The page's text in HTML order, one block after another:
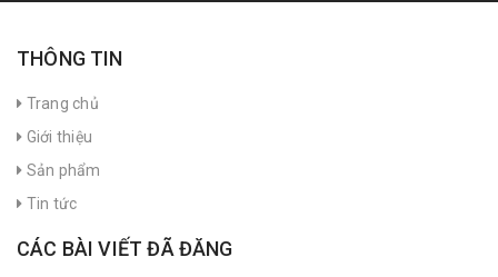
THÔNG TIN
Trang chủ
Giới thiệu
Sản phẩm
Tin tức
CÁC BÀI VIẾT ĐÃ ĐĂNG